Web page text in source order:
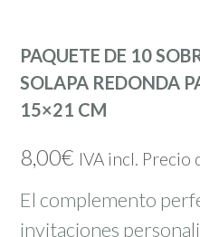
PAQUETE DE 10
SOLAPA REDONDA
15×21 CM
8,00€ IVA incl. Precio
El complemento
invitaciones